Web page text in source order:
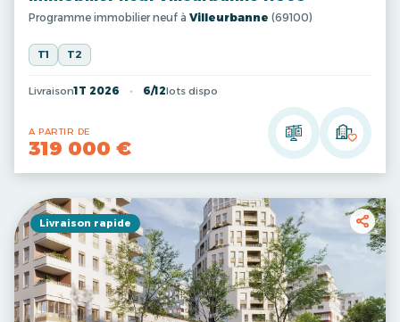
Programme immobilier neuf à Villeurbanne (69100)
T1 T2
Livraison1T 2026 6/12lots dispo
A PARTIR DE
319 000 €
Livraison rapide